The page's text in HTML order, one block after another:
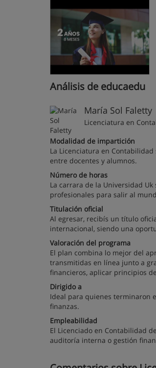
Análisis de educaedu
María Sol Faletty
Licenciatura en
Modalidad de impartición
La Licenciatura en
entre docentes y alumnos.
Número de horas
La carrara de la Universidad
profesionales para salir al
Titulación oficial
Al egresar, recibís un título
internacional, siendo una
Valoración del programa
El plan combina lo mejor del
transmitidas en línea junto a
financieros, aplicar principios
Dirigido a
Ideal para quienes terminaron
finanzas.
Empleabilidad
El Licenciado en Contabilidad
auditoría interna o gestión